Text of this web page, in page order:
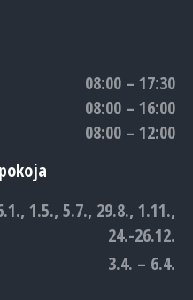
08:00 – 17:30
08:00 – 16:00
08:00 – 12:00
1.5., 5.7., 29.8., 1.11.,
24.-26.12.
3.4. – 6.4.